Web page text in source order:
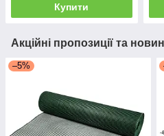
Купити
Акційні пропозиції та
–5%